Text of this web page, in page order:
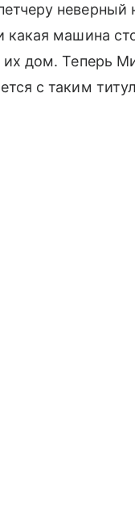
какая машина
дом. Теперь
с таким